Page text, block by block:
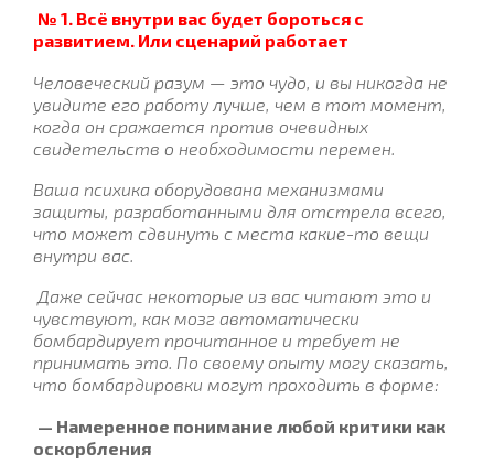
№ 1. Всё внутри вас будет бороться с
развитием. Или сценарий работает
Человеческий разум — это чудо, и вы никогда не
увидите его работу лучше, чем в тот момент,
когда он сражается против очевидных
свидетельств о необходимости перемен.
Ваша психика оборудована механизмами
защиты, разработанными для отстрела всего,
что может сдвинуть с места какие-то вещи
внутри вас.
Даже сейчас некоторые из вас читают это и
чувствуют, как мозг автоматически
бомбардирует прочитанное и требует не
принимать это. По своему опыту могу сказать,
что бомбардировки могут проходить в форме:
— Намеренное понимание любой критики как
оскорбления